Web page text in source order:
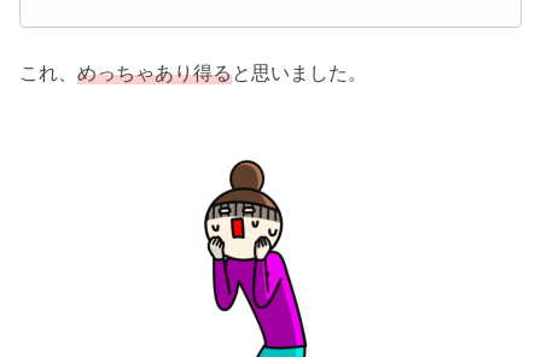
これ、 めっちゃあり得ると思いました。